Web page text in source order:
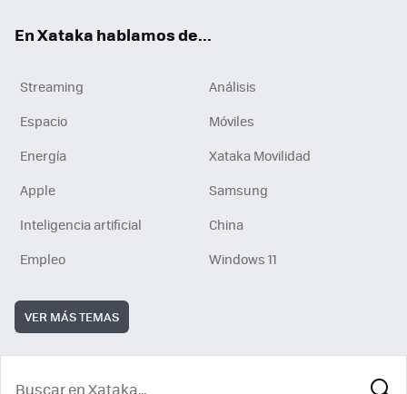
En Xataka hablamos de...
Streaming
Análisis
Espacio
Móviles
Energía
Xataka Movilidad
Apple
Samsung
Inteligencia artificial
China
Empleo
Windows 11
VER MÁS TEMAS